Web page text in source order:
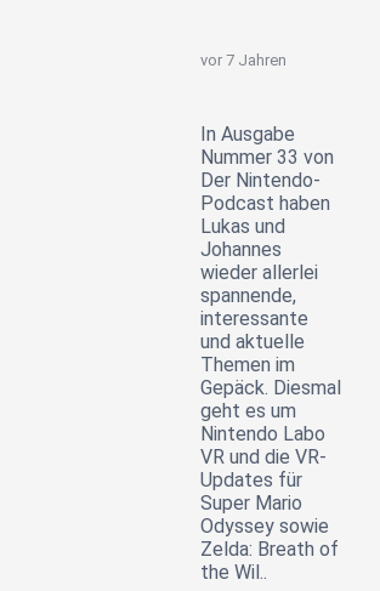
vor 7 Jahren
In Ausgabe
Nummer 33 von
Der Nintendo-
Podcast haben
Lukas und
Johannes
wieder allerlei
spannende,
interessante
und aktuelle
Themen im
Gepäck. Diesmal
geht es um
Nintendo Labo
VR und die VR-
Updates für
Super Mario
Odyssey sowie
Zelda: Breath of
the Wil..